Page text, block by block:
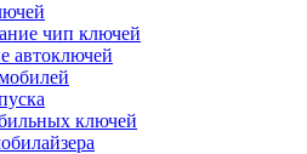
чип ключей
автоключей
ключей